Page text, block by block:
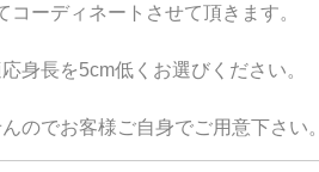
ーディネートさせて頂きます。
身長を5cm低くお選びください。
のでお客様ご自身でご用意下さい。